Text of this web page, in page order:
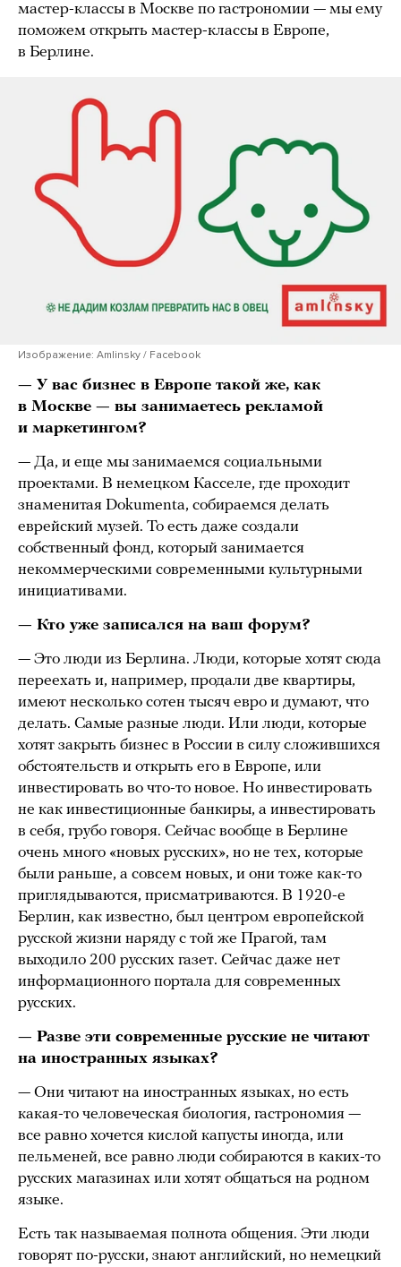
мастер-классы в Москве по гастрономии — мы ему
поможем открыть мастер-классы в Европе,
в Берлине.
Изображение: Amlinsky / Facebook
— У вас бизнес в Европе такой же, как
в Москве — вы занимаетесь рекламой
и маркетингом?
— Да, и еще мы занимаемся социальными
проектами. В немецком Касселе, где проходит
знаменитая Dokumenta, собираемся делать
еврейский музей. То есть даже создали
собственный фонд, который занимается
некоммерческими современными культурными
инициативами.
— Кто уже записался на ваш форум?
— Это люди из Берлина. Люди, которые хотят сюда
переехать и, например, продали две квартиры,
имеют несколько сотен тысяч евро и думают, что
делать. Самые разные люди. Или люди, которые
хотят закрыть бизнес в России в силу сложившихся
обстоятельств и открыть его в Европе, или
инвестировать во что-то новое. Но инвестировать
не как инвестиционные банкиры, а инвестировать
в себя, грубо говоря. Сейчас вообще в Берлине
очень много «новых русских», но не тех, которые
были раньше, а совсем новых, и они тоже как-то
приглядываются, присматриваются. В 1920-е
Берлин, как известно, был центром европейской
русской жизни наряду с той же Прагой, там
выходило 200 русских газет. Сейчас даже нет
информационного портала для современных
русских.
— Разве эти современные русские не читают
на иностранных языках?
— Они читают на иностранных языках, но есть
какая-то человеческая биология, гастрономия —
все равно хочется кислой капусты иногда, или
пельменей, все равно люди собираются в каких-то
русских магазинах или хотят общаться на родном
языке.
Есть так называемая полнота общения. Эти люди
говорят по-русски, знают английский, но немецкий